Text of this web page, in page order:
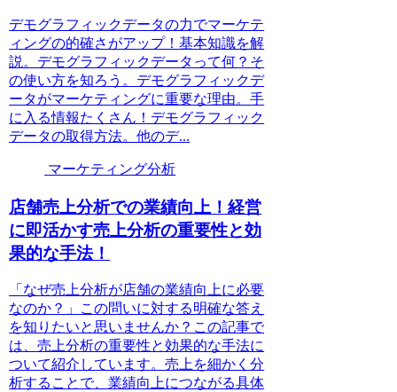
デモグラフィックデータの力でマーケテ
ィングの的確さがアップ！基本知識を解
説。デモグラフィックデータって何？そ
の使い方を知ろう。デモグラフィックデ
ータがマーケティングに重要な理由。手
に入る情報たくさん！デモグラフィック
データの取得方法。他のデ...
マーケティング分析
店舗売上分析での業績向上！経営
に即活かす売上分析の重要性と効
果的な手法！
「なぜ売上分析が店舗の業績向上に必要
なのか？」この問いに対する明確な答え
を知りたいと思いませんか？この記事で
は、売上分析の重要性と効果的な手法に
ついて紹介しています。売上を細かく分
析することで、業績向上につながる具体